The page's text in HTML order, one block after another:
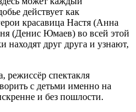
действует как
красавица Настя (Анна
(Денис Юмаев) во всей этой
находят друг друга и узнают,
режиссёр спектакля
с детьми именно на
и без пошлости.